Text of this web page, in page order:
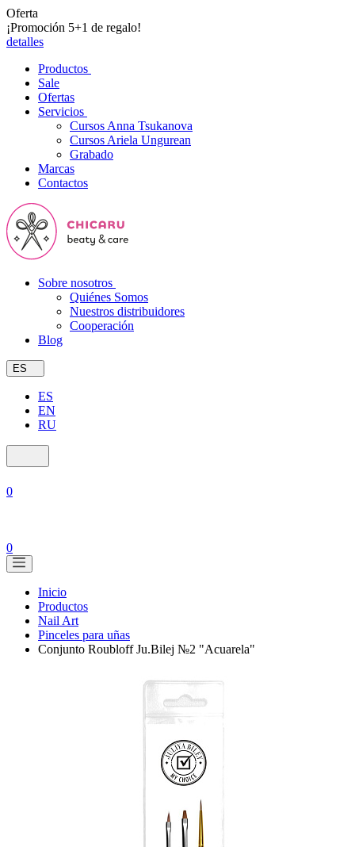
Oferta
¡Promoción 5+1 de regalo!
detalles
Productos
Sale
Ofertas
Servicios
Cursos Anna Tsukanova
Cursos Ariela Ungurean
Grabado
Marcas
Contactos
Sobre nosotros
Quiénes Somos
Nuestros distribuidores
Cooperación
Blog
ES
ES
EN
RU
0
0
Inicio
Productos
Nail Art
Pinceles para uñas
Conjunto Roubloff Ju.Bilej №2 "Acuarela"